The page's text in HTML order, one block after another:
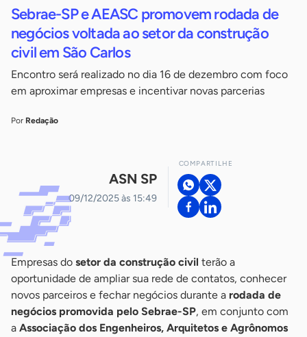
Notícias
Sebrae-SP e AEASC promovem rodada de
negócios voltada ao setor da construção
civil em São Carlos
Encontro será realizado no dia 16 de dezembro com foco
em aproximar empresas e incentivar novas parcerias
Por Redação
ASN SP
09/12/2025 às 15:49
COMPARTILHE
Empresas do setor da construção civil terão a
oportunidade de ampliar sua rede de contatos, conhecer
novos parceiros e fechar negócios durante a rodada de
negócios promovida pelo Sebrae-SP, em conjunto com
a Associação dos Engenheiros, Arquitetos e Agrônomos